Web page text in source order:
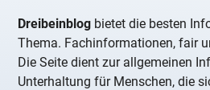
Dreibeinblog bietet die besten
Thema. Fachinformationen, fair
Die Seite dient zur allgemeinen
Unterhaltung für Menschen, die